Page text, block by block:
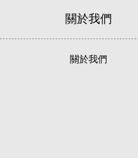
關於我們
關於我們